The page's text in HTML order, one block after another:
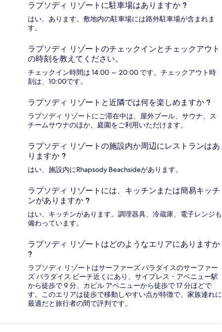
ラプソディ リゾートに駐車場はありますか ?
はい、あります。敷地内の駐車場には路外駐車場が含まれま
す。
ラプソディ リゾートのチェックインとチェックアウト
の時刻を教えてください。
チェックイン時間は 14:00 ～ 20:00 です。チェックアウト時
刻は、10:00です。
ラプソディ リゾートと近隣では何を楽しめますか ?
ラプソディ リゾートにご滞在中は、屋外プール、サウナ、ス
チームサウナのほか、庭園をご利用いただけます。
ラプソディ リゾートの施設内か周辺にレストランはあ
りますか ?
はい、施設内にRhapsody Beachsideがあります。
ラプソディ リゾートには、キッチンまたは簡易キッチ
ンがありますか ?
はい、キッチンがあります。調理器具、冷蔵庫、電子レンジも
備わっています。
ラプソディ リゾートはどのようなエリアにありますか
?
ラプソディ リゾートはサーファーズ パラダイスのサーファー
ズ パラダイス ビーチ近くにあり、サイプレス・アベニュー駅
から徒歩で 9 分、カビル アベニューから徒歩で 17 分ほどで
す。このエリアは徒歩で移動しやすい点が特徴で、家族連れに
最適だと旅行者の間で評判です。